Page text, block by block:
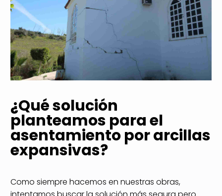
¿Qué solución
planteamos para el
asentamiento por arcillas
expansivas?
Como siempre hacemos en nuestras obras,